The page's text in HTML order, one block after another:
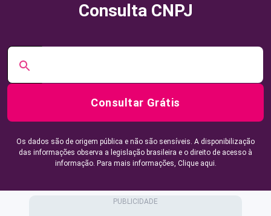
Consulta CNPJ
Consultar Grátis
Os dados são de origem pública e não são sensíveis. A disponibilização
das informações observa a legislação brasileira e o direito de acesso à
informação. Para mais informações, Clique aqui.